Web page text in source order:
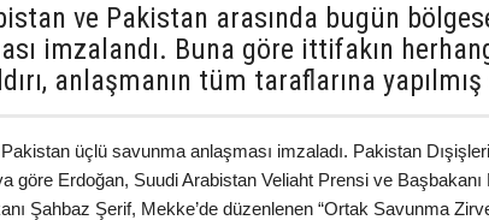
ve Pakistan arasında bugün
imzalandı. Buna göre ittifakın
anlaşmanın tüm taraflarına
üçlü savunma anlaşması imzaladı. Pakistan Dışişleri
göre Erdoğan, Suudi Arabistan Veliaht Prensi ve
Şahbaz Şerif, Mekke’de düzenlenen “Ortak Savunma